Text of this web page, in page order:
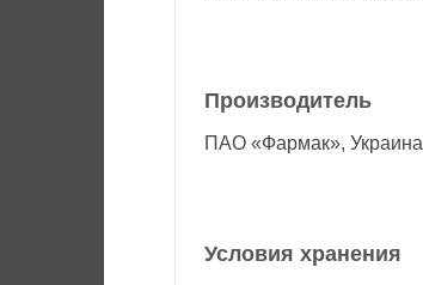
Производитель
ПАО «Фармак», Украина
Условия хранения